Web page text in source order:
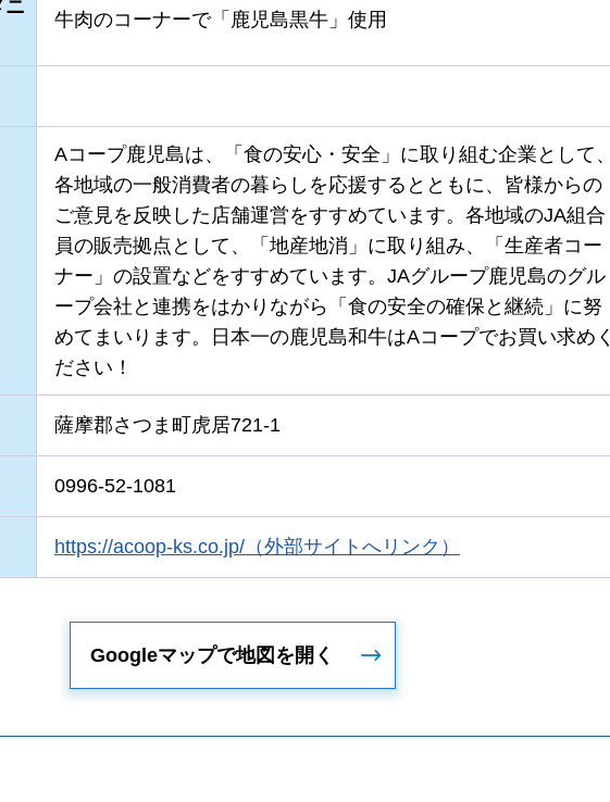
ニ
牛肉のコーナーで「鹿児島黒牛」使用
Aコープ鹿児島は、「食の安心・安全」に取り組む企業として、
各地域の一般消費者の暮らしを応援するとともに、皆様からの
ご意見を反映した店舗運営をすすめています。各地域のJA組合
員の販売拠点として、「地産地消」に取り組み、「生産者コー
ナー」の設置などをすすめています。JAグループ鹿児島のグル
ープ会社と連携をはかりながら「食の安全の確保と継続」に努
めてまいります。日本一の鹿児島和牛はAコープでお買い求めく
ださい！
薩摩郡さつま町虎居721-1
0996-52-1081
https://acoop-ks.co.jp/（外部サイトへリンク）
Googleマップで地図を開く